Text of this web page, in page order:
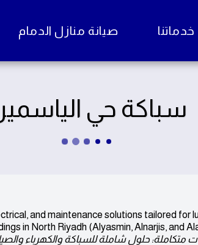
خدماتنا صيانة منازل الدمام
سباكة حي
and maintenance solutions tailored for
in North Riyadh (Alyasmin, Alnarjis, and
متكاملة: حلول شاملة للسباكة والكهرباء